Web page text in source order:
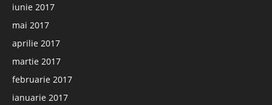
iunie 2017
mai 2017
aprilie 2017
martie 2017
februarie 2017
ianuarie 2017